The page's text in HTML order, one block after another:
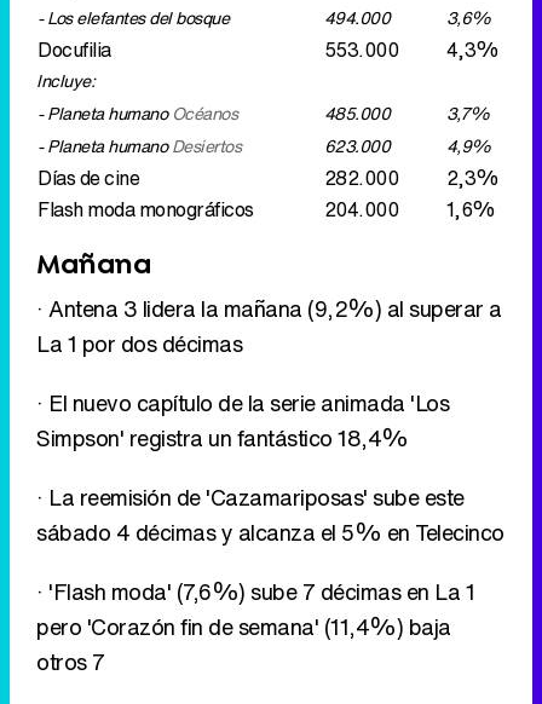
- Los elefantes del bosque
494.000 3,6%
Docufilia 553.000 4,3%
Incluye:
- Planeta humanoOcéanos 485.000
3,7%
- Planeta humanoDesiertos 623.000 4,9%
Días de cine 282.000
2,3%
Flash moda monográficos
204.000 1,6%
Mañana
· Antena 3 lidera la mañana (9,2%) al superar a
La 1 por dos décimas
· El nuevo capítulo de la serie animada 'Los
Simpson' registra un fantástico 18,4%
· La reemisión de 'Cazamariposas' sube este
sábado 4 décimas y alcanza el 5% en Telecinco
· 'Flash moda' (7,6%) sube 7 décimas en La 1
pero 'Corazón fin de semana' (11,4%) baja
otros 7